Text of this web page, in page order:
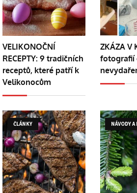
VELIKONOČNÍ
RECEPTY: 9 tradičních
receptů, které patří k
Velikonocům
ZKÁZA V
fotografií
ČLÁNKY NÁVODY A